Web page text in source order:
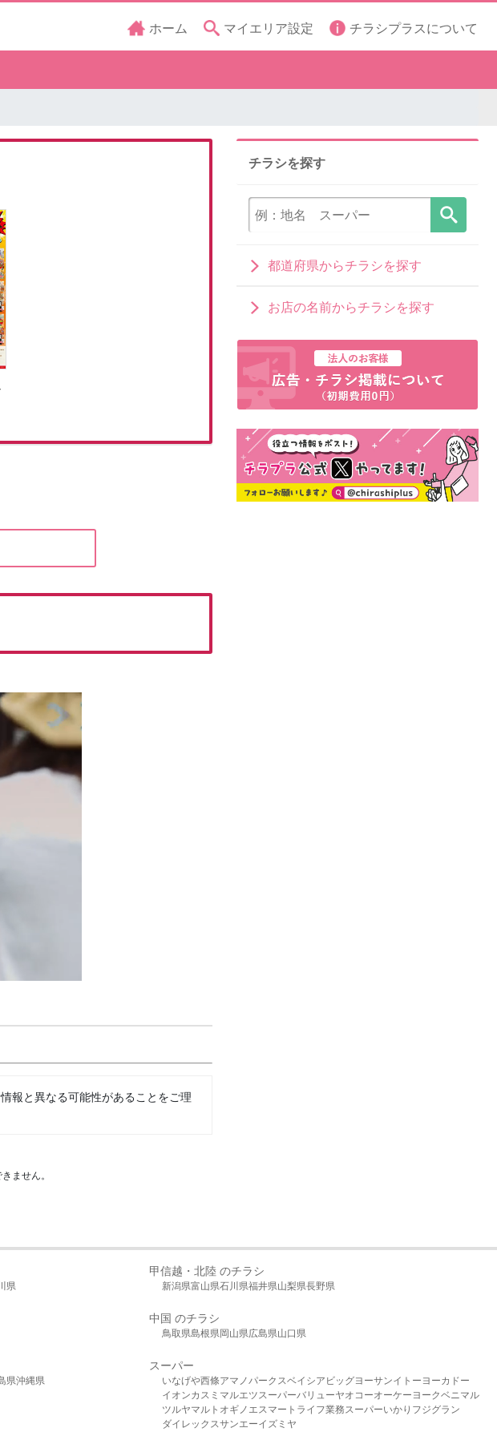
ホーム マイエリア設定 チラシプラスについて
報と異なる可能性があることをご理
ません。
チラシを探す
都道府県からチラシを探す
お店の名前からチラシを探す
県
甲信越・北陸 のチラシ
新潟県富山県石川県福井県山梨県長野県
中国 のチラシ
鳥取県島根県岡山県広島県山口県
県沖縄県
スーパー
いなげや西條アマノパークスベイシア ビッグヨーサンイトーヨーカドー
イオンカスミ マルエツスーパーバリューヤオコーオーケー ヨークベニマル
ツルヤマルト オギノ エスマート ライフ業務スーパーいかり フジグラン
ダイレックスサンエーイズミヤ